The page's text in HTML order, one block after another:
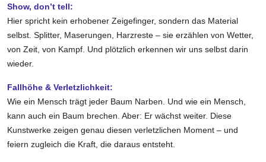
Show, don’t tell:
Hier spricht kein erhobener Zeigefinger, sondern das Material
selbst. Splitter, Maserungen, Harzreste – sie erzählen von Wetter,
von Zeit, von Kampf. Und plötzlich erkennen wir uns selbst darin
wieder.
Fallhöhe & Verletzlichkeit:
Wie ein Mensch trägt jeder Baum Narben. Und wie ein Mensch,
kann auch ein Baum brechen. Aber: Er wächst weiter. Diese
Kunstwerke zeigen genau diesen verletzlichen Moment – und
feiern zugleich die Kraft, die daraus entsteht.